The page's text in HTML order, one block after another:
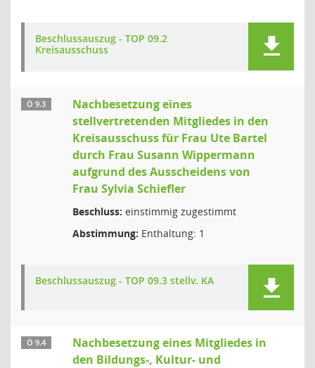
Beschlussauszug - TOP 09.2
Kreisausschuss
Ö 9.3
Nachbesetzung eines
stellvertretenden Mitgliedes in den
Kreisausschuss für Frau Ute Bartel
durch Frau Susann Wippermann
aufgrund des Ausscheidens von
Frau Sylvia Schiefler
Beschluss: einstimmig zugestimmt
Abstimmung: Enthaltung: 1
Beschlussauszug - TOP 09.3 stellv. KA
Ö 9.4
Nachbesetzung eines Mitgliedes in
den Bildungs-, Kultur- und